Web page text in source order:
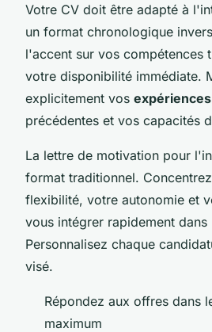
Votre CV doit être adapté à
un format chronologique
l'accent sur vos compétences
votre disponibilité immédiate.
explicitement vos
précédentes et vos capacités
La lettre de motivation pour
format traditionnel.
flexibilité, votre autonomie et
vous intégrer rapidement dans
Personnalisez chaque
visé.
Répondez aux offres dans
maximum